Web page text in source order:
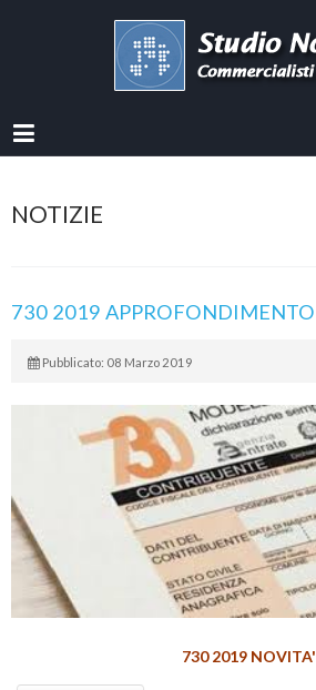
NOTIZIE
730 2019 APPROFONDIMENTO
Pubblicato: 08 Marzo 2019
730 2019 NOVITA'